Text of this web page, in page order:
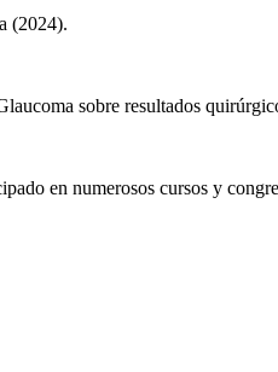
(2024).
sobre resultados
en numerosos cursos y